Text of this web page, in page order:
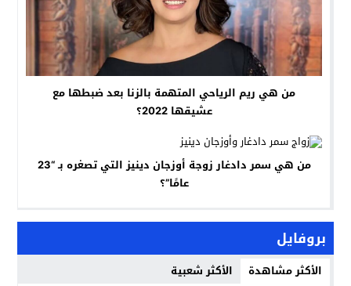
من هي ريم الرياحي المتهمة بالزنا بعد ضبطها مع
عشيقها 2022؟
من هي سمر دادغار زوجة أوزجان دينيز التي تصغره بـ “23
عامًا”؟
بروفايل
الأكثر مشاهدة الأكثر شعبية